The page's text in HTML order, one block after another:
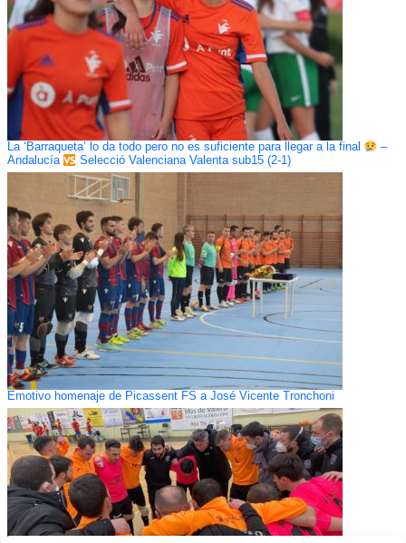
La ‘Barraqueta’ lo da todo pero no es suficiente para llegar a la final
–
Andalucía
Selecció Valenciana Valenta sub15 (2-1)
Emotivo homenaje de Picassent FS a José Vicente Tronchoni